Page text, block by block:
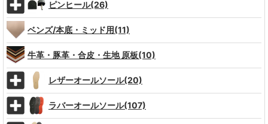
ピンヒール(26)
ベンズ/本底・ミッド用(11)
牛革・豚革・合皮・生地 原板(10)
レザーオールソール(20)
ラバーオールソール(107)